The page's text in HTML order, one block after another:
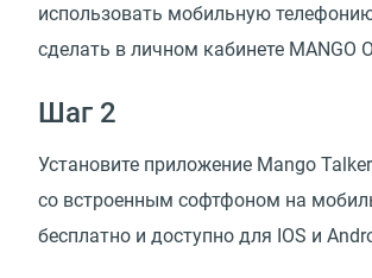
использовать мобильную
сделать в личном кабинете MANGO
Шаг 2
Установите приложение Mango Talker
со встроенным софтфоном на
бесплатно и доступно для IOS и